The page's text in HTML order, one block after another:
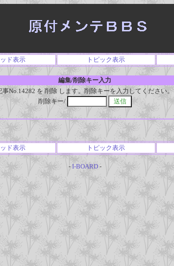
ド表示 トピック表示
編集/削除キー入力
事No.14282 を 削除 します。削除キーを入力してください。
削除キー/
ド表示 トピック表示
- I-BOARD-